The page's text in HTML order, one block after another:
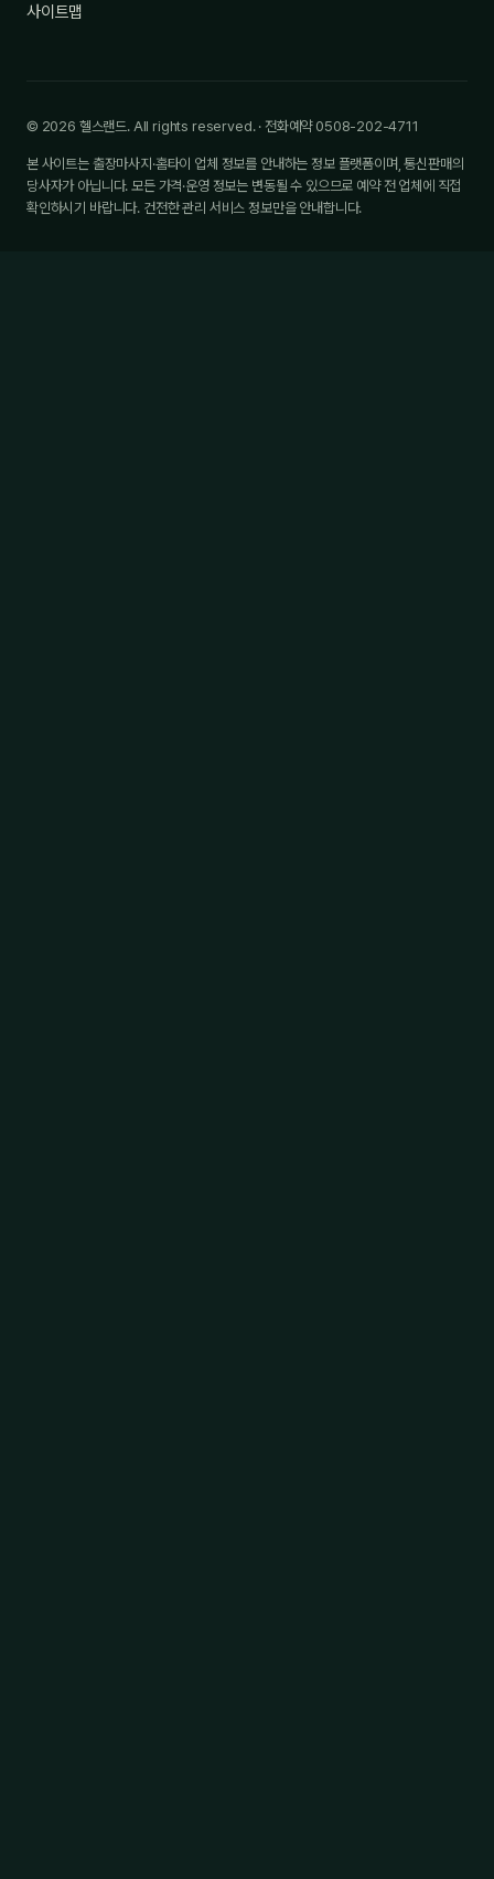
사이트맵
© 2026 헬스랜드. All rights reserved. · 전화예약 0508-202-4711
본 사이트는 출장마사지·홈타이 업체 정보를 안내하는 정보 플랫폼이며, 통신판매의
당사자가 아닙니다. 모든 가격·운영 정보는 변동될 수 있으므로 예약 전 업체에 직접
확인하시기 바랍니다. 건전한 관리 서비스 정보만을 안내합니다.